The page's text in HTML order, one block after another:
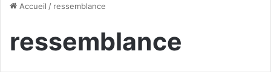
Accueil / ressemblance
ressemblance